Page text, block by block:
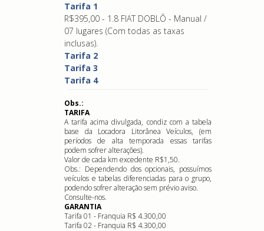
Tarifa 1
R$395,00 - 1.8 FIAT DOBLÔ - Manual /
07 lugares (Com todas as taxas
inclusas).
Tarifa 2
Tarifa 3
Tarifa 4
Obs.:
TARIFA
A tarifa acima divulgada, condiz com a tabela
base da Locadora Litorânea Veículos, (em
períodos de alta temporada essas tarifas
podem sofrer alterações).
Valor de cada km excedente R$1,50.
Obs.: Dependendo dos opcionais, possuímos
veículos e tabelas diferenciadas para o grupo,
podendo sofrer alteração sem prévio aviso.
Consulte-nos.
GARANTIA
Tarifa 01 - Franquia R$ 4.300,00
Tarifa 02 - Franquia R$ 4.300,00